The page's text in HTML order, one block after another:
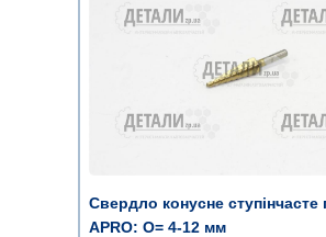
Свердло конусне ступінчасте
APRO: О= 4-12 мм